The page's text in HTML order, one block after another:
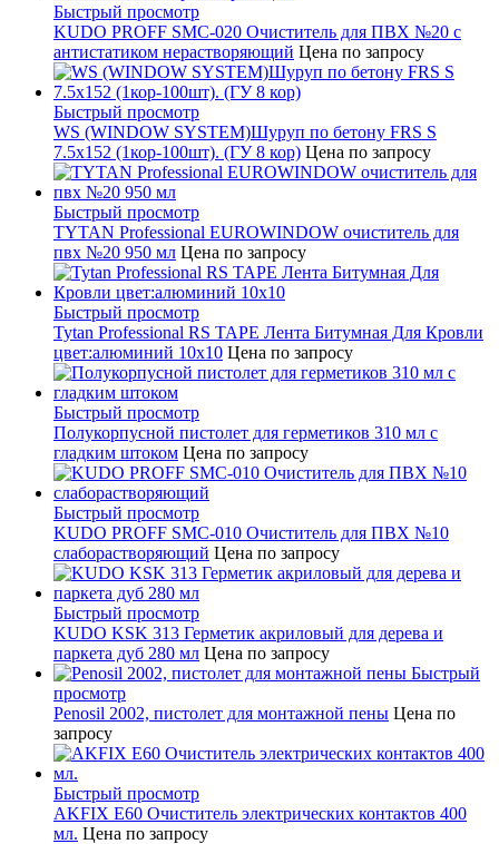
Быстрый просмотр
KUDO PROFF SMC-020 Очиститель для ПВХ №20 с
антистатиком нерастворяющий Цена по запросу
Быстрый просмотр
WS (WINDOW SYSTEM)Шуруп по бетону FRS S
7.5х152 (1кор-100шт). (ГУ 8 кор) Цена по запросу
Быстрый просмотр
TYTAN Professional EUROWINDOW очиститель для
пвх №20 950 мл Цена по запросу
Быстрый просмотр
Tytan Professional RS TAPE Лента Битумная Для Кровли
цвет:алюминий 10х10 Цена по запросу
Быстрый просмотр
Полукорпусной пистолет для герметиков 310 мл с
гладким штоком Цена по запросу
Быстрый просмотр
KUDO PROFF SMC-010 Очиститель для ПВХ №10
слаборастворяющий Цена по запросу
Быстрый просмотр
KUDO KSK 313 Герметик акриловый для дерева и
паркета дуб 280 мл Цена по запросу
Быстрый
просмотр
Penosil 2002, пистолет для монтажной пены Цена по
запросу
Быстрый просмотр
AKFIX E60 Очиститель электрических контактов 400
мл. Цена по запросу